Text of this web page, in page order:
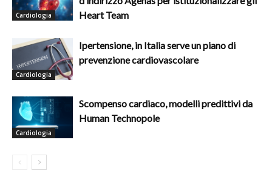
Cardiologia
Heart Team
Cardiologia
Ipertensione, in Italia serve un piano di
prevenzione cardiovascolare
Cardiologia
Scompenso cardiaco, modelli predittivi da
Human Technopole